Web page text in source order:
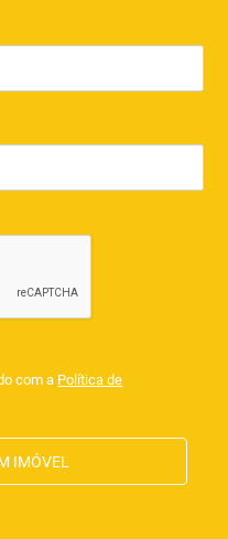
com a Política de
IMÓVEL